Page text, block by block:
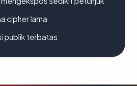
cipher lama
publik terbatas